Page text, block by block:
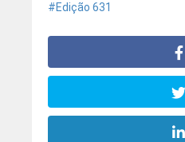
Edição 631